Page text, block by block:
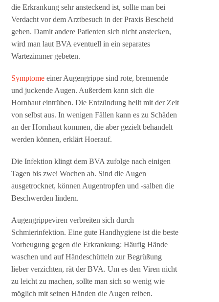
die Erkrankung sehr ansteckend ist, sollte man bei
Verdacht vor dem Arztbesuch in der Praxis Bescheid
geben. Damit andere Patienten sich nicht anstecken,
wird man laut BVA eventuell in ein separates
Wartezimmer gebeten.
Symptome einer Augengrippe sind rote, brennende
und juckende Augen. Außerdem kann sich die
Hornhaut eintrüben. Die Entzündung heilt mit der Zeit
von selbst aus. In wenigen Fällen kann es zu Schäden
an der Hornhaut kommen, die aber gezielt behandelt
werden können, erklärt Hoerauf.
Die Infektion klingt dem BVA zufolge nach einigen
Tagen bis zwei Wochen ab. Sind die Augen
ausgetrocknet, können Augentropfen und -salben die
Beschwerden lindern.
Augengrippeviren verbreiten sich durch
Schmierinfektion. Eine gute Handhygiene ist die beste
Vorbeugung gegen die Erkrankung: Häufig Hände
waschen und auf Händeschütteln zur Begrüßung
lieber verzichten, rät der BVA. Um es den Viren nicht
zu leicht zu machen, sollte man sich so wenig wie
möglich mit seinen Händen die Augen reiben.